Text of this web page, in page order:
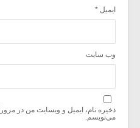
ایمیل *
وب‌ سایت
ذخیره نام، ایمیل و وبسایت من در
می‌نویسم.